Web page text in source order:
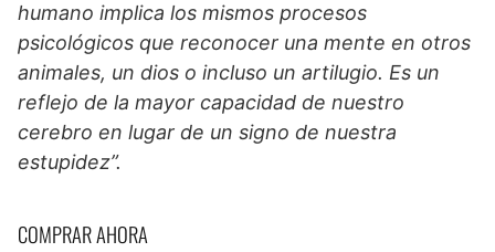
humano implica los mismos procesos
psicológicos que reconocer una mente en otros
animales, un dios o incluso un artilugio. Es un
reflejo de la mayor capacidad de nuestro
cerebro en lugar de un signo de nuestra
estupidez”.
COMPRAR AHORA